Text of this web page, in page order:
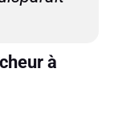
à